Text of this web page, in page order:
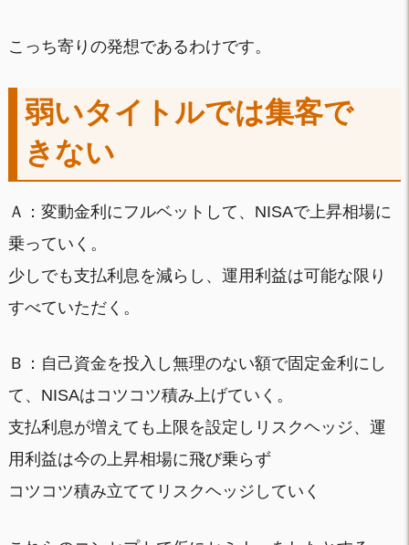
こっち寄りの発想であるわけです。
弱いタイトルでは集客で
きない
Ａ：変動金利にフルベットして、NISAで上昇相場に
乗っていく。
少しでも支払利息を減らし、運用利益は可能な限り
すべていただく。
Ｂ：自己資金を投入し無理のない額で固定金利にし
て、NISAはコツコツ積み上げていく。
支払利息が増えても上限を設定しリスクヘッジ、運
用利益は今の上昇相場に飛び乗らず
コツコツ積み立ててリスクヘッジしていく